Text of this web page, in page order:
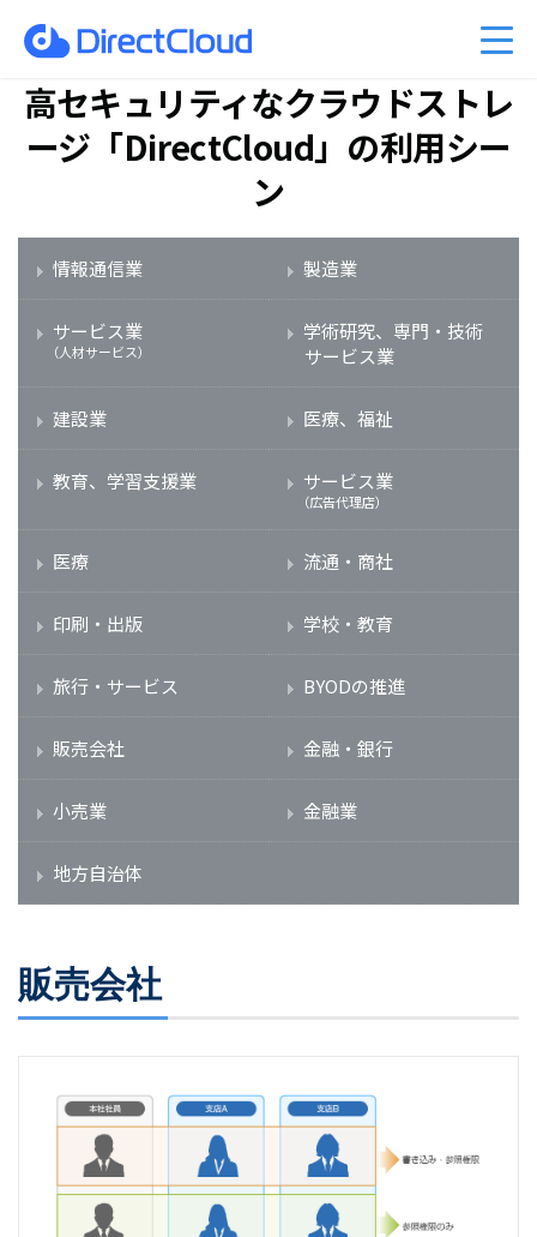
のクラウド移行 ファイル共有・コラボレーション
DirectCloud ストレージ階層化
Business 料金プラン DirectCloud AIの料金プラン
の料金プラン 導入をご検討の方へ
比較
ント情報
あるご質問
い合わせ
高セキュリティなクラウドストレ
ージ「DirectCloud」の利用シー
ン
情報通信業 製造業
サービス業
（人材サービス）
学術研究、専門・技術
サービス業
建設業 医療、福祉
教育、学習支援業 サービス業
（広告代理店）
医療 流通・商社
印刷・出版 学校・教育
旅行・サービス BYODの推進
販売会社 金融・銀行
小売業 金融業
地方自治体
販売会社